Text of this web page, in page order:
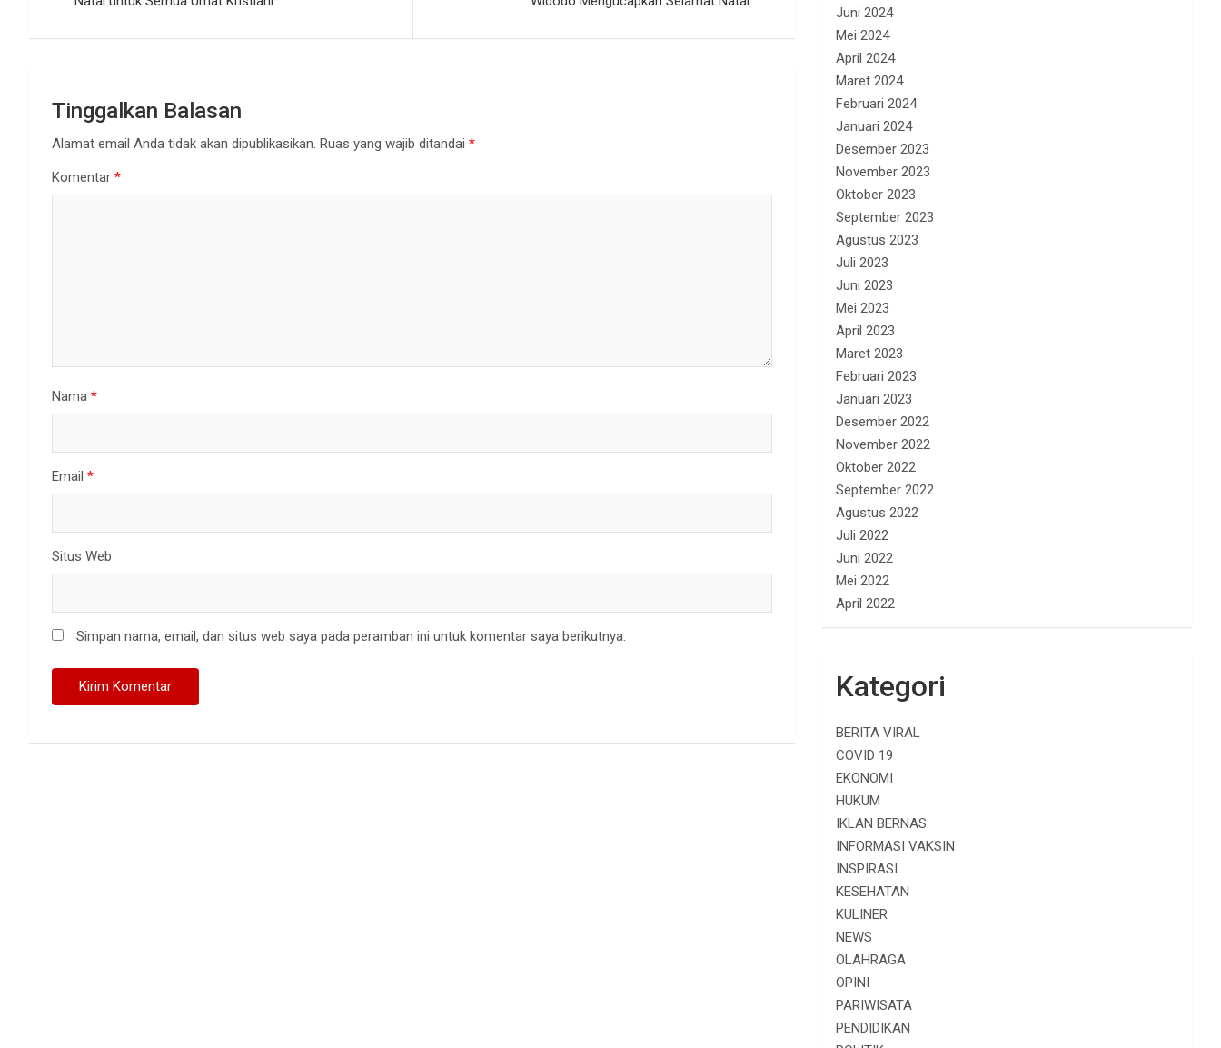
Tinggalkan Balasan
Alamat email Anda tidak akan dipublikasikan. Ruas yang wajib ditandai *
Komentar *
Nama *
Email *
Situs Web
Simpan nama, email, dan situs web saya pada peramban ini untuk komentar saya berikutnya.
Juni 2024
Mei 2024
April 2024
Maret 2024
Februari 2024
Januari 2024
Desember 2023
November 2023
Oktober 2023
September 2023
Agustus 2023
Juli 2023
Juni 2023
Mei 2023
April 2023
Maret 2023
Februari 2023
Januari 2023
Desember 2022
November 2022
Oktober 2022
September 2022
Agustus 2022
Juli 2022
Juni 2022
Mei 2022
April 2022
Kategori
BERITA VIRAL
COVID 19
EKONOMI
HUKUM
IKLAN BERNAS
INFORMASI VAKSIN
INSPIRASI
KESEHATAN
KULINER
NEWS
OLAHRAGA
OPINI
PARIWISATA
PENDIDIKAN